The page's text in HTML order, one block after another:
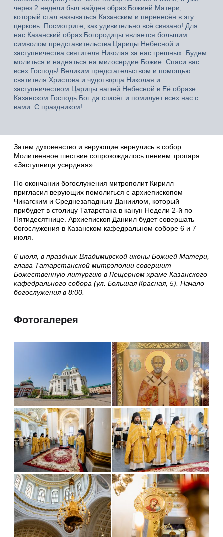
через 2 недели был найден образ Божией Матери,
который стал называться Казанским и перенесён в эту
церковь. Посмотрите, как удивительно всё связано! Для
нас Казанский образ Богородицы является большим
символом представительства Царицы Небесной и
заступничества святителя Николая за нас грешных. Будем
молиться и надеяться на милосердие Божие. Спаси вас
всех Господь! Великим предстательством и помощью
святителя Христова и чудотворца Николая и
заступничеством Царицы нашей Небесной в Её образе
Казанском Господь Бог да спасёт и помилует всех нас с
вами. С праздником!
Затем духовенство и верующие вернулись в собор.
Молитвенное шествие сопровождалось пением тропаря
«Заступница усердная».
По окончании богослужения митрополит Кирилл
пригласил верующих помолиться с архиепископом
Чикагским и Среднезападным Даниилом, который
прибудет в столицу Татарстана в канун Недели 2-й по
Пятидесятнице. Архиепископ Даниил будет совершать
богослужения в Казанском кафедральном соборе 6 и 7
июля.
6 июля, в праздник Владимирской иконы Божией Матери,
глава Татарстанской митрополии совершит
Божественную литургию в Пещерном храме Казанского
кафедрального собора (ул. Большая Красная, 5). Начало
богослужения в 8:00.
Фотогалерея